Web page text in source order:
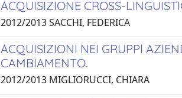
ACQUISIZIONE CROSS-
2012/2013 SACCHI, FEDERICA
ACQUISIZIONI NEI GRUPPI
CAMBIAMENTO.
2012/2013 MIGLIORUCCI, CHIARA